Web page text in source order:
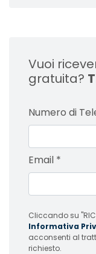
Vuoi
gratuita?
Numero di
Email *
Cliccando su
Informativa
acconsenti al
richiesto.